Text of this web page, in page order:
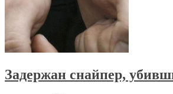
Задержан снайпер,